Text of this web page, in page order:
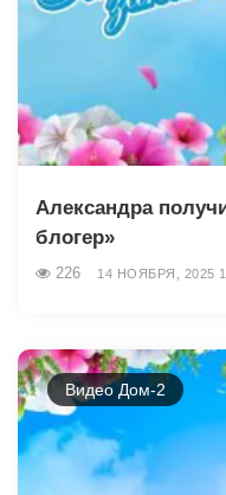
Александра
блогер»
226 14 НОЯБРЯ, 2025
Видео Дом-2